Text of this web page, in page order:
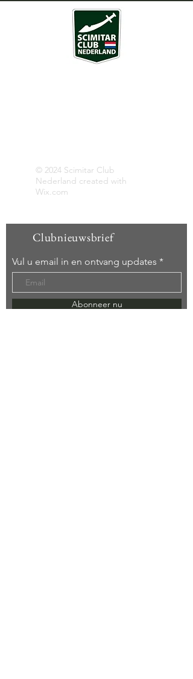
© 2024 Scimitar Club
Nederland created with
Wix.com
Clubnieuwsbrief
Vul u email in en ontvang updates
Abonneer nu